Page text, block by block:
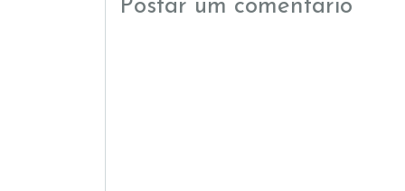
Postar um comentário